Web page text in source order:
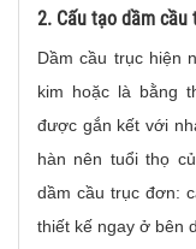
2. Cấu tạo dầm cầu
Dầm cầu trục hiện
kim hoặc là bằng
được gắn kết với
hàn nên tuổi thọ
dầm cầu trục đơn:
thiết kế ngay ở bên